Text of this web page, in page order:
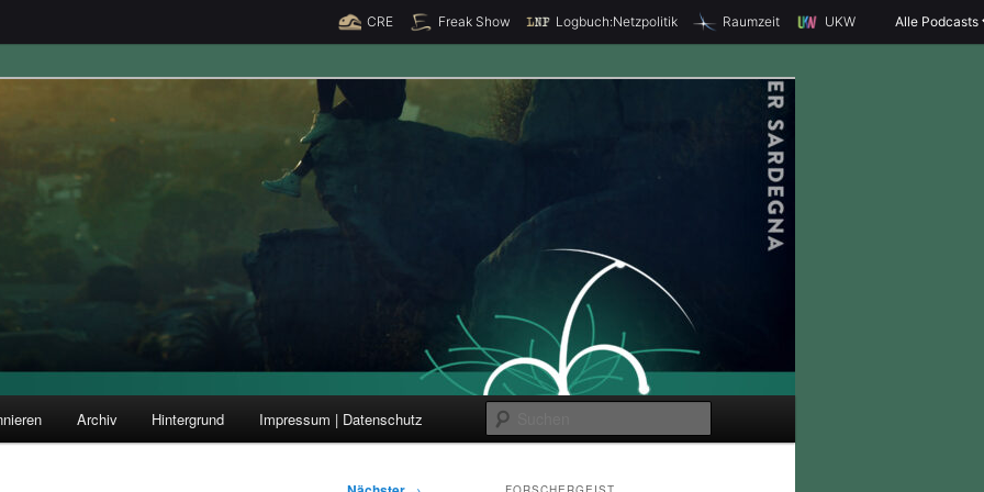
CRE Freak Show Logbuch:Netzpolitik Raumzeit UKW Alle Podcasts
und Forschung
u
Archiv Hintergrund Impressum | Datenschutz